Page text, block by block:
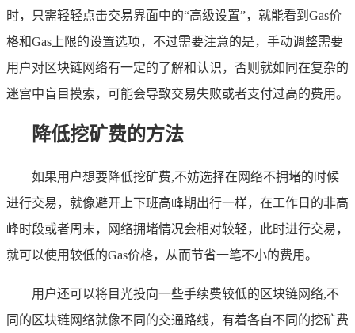
时，只需轻轻点击交易界面中的“高级设置”，就能看到Gas价
格和Gas上限的设置选项，不过需要注意的是，手动调整需要
用户对区块链网络有一定的了解和认识，否则就如同在复杂的
迷宫中盲目摸索，可能会导致交易失败或者支付过高的费用。
降低挖矿费的方法
如果用户想要降低挖矿费,不妨选择在网络不拥堵的时候
进行交易，就像避开上下班高峰期出行一样，在工作日的非高
峰时段或者周末，网络拥堵情况会相对较轻，此时进行交易，
就可以使用较低的Gas价格，从而节省一笔不小的费用。
用户还可以将目光投向一些手续费较低的区块链网络,不
同的区块链网络就像不同的交通路线，有着各自不同的挖矿费